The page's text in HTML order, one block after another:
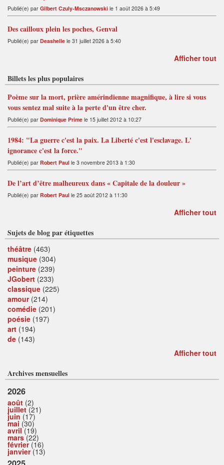
Publié(e) par Gilbert Czuly-Msczanowski le 1 août 2026 à 5:49
Des cailloux plein les poches, Genval
Publié(e) par Deashelle le 31 juillet 2026 à 5:40
Afficher tout
Billets les plus populaires
Poème sur la mort, prière amérindienne magnifique, à lire si vous
vous sentez mal suite à la perte d'un être cher.
Publié(e) par Dominique Prime le 15 juillet 2012 à 10:27
1984: "La guerre c'est la paix. La Liberté c'est l'esclavage. L'
ignorance c'est la force."
Publié(e) par Robert Paul le 3 novembre 2013 à 1:30
De l’art d’être malheureux dans « Capitale de la douleur »
Publié(e) par Robert Paul le 25 août 2012 à 11:30
Afficher tout
Sujets de blog par étiquettes
théâtre (463)
musique (304)
peinture (239)
JGobert (233)
classique (225)
amour(214)
comédie (201)
poésie (197)
art (194)
de (143)
Afficher tout
Archives mensuelles
2026
août (2)
juillet(21)
juin (17)
mai (30)
avril(19)
mars(22)
février(16)
janvier(13)